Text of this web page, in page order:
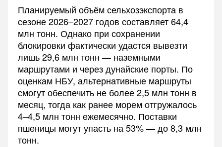
Планируемый объём сельхозэкспорта в
сезоне 2026–2027 годов составляет 64,4
млн тонн. Однако при сохранении
блокировки фактически удастся вывезти
лишь 29,6 млн тонн — наземными
маршрутами и через дунайские порты. По
оценкам НБУ, альтернативные маршруты
смогут обеспечить не более 2,5 млн тонн в
месяц, тогда как ранее морем отгружалось
4–4,5 млн тонн ежемесячно. Поставки
пшеницы могут упасть на 53% — до 8,3 млн
тонн.